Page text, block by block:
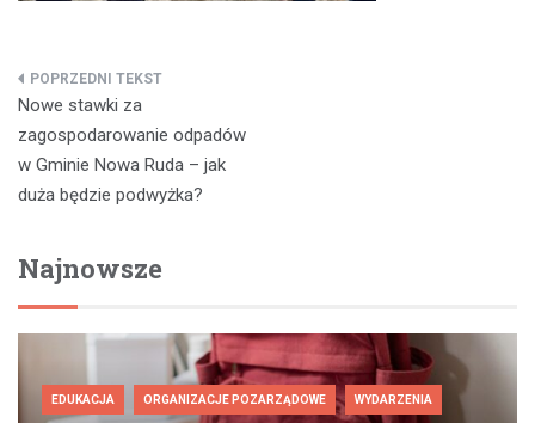
Nawigacja
wpisu
Nowe stawki za
zagospodarowanie odpadów
w Gminie Nowa Ruda – jak
duża będzie podwyżka?
Najnowsze
EDUKACJA ORGANIZACJE POZARZĄDOWE WYDARZENIA